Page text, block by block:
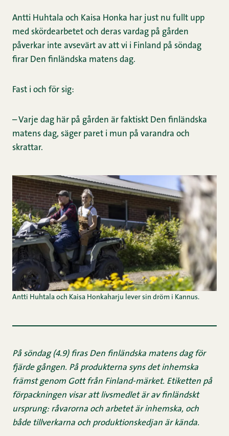
Antti Huhtala och Kaisa Honka har just nu fullt upp
med skördearbetet och deras vardag på gården
påverkar inte avsevärt av att vi i Finland på söndag
firar Den finländska matens dag.
Fast i och för sig:
– Varje dag här på gården är faktiskt Den finländska
matens dag, säger paret i mun på varandra och
skrattar.
Antti Huhtala och Kaisa Honkaharju lever sin dröm i Kannus.
På söndag (4.9) firas Den finländska matens dag för
fjärde gången. På produkterna syns det inhemska
främst genom Gott från Finland-märket. Etiketten på
förpackningen visar att livsmedlet är av finländskt
ursprung: råvarorna och arbetet är inhemska, och
både tillverkarna och produktionskedjan är kända.